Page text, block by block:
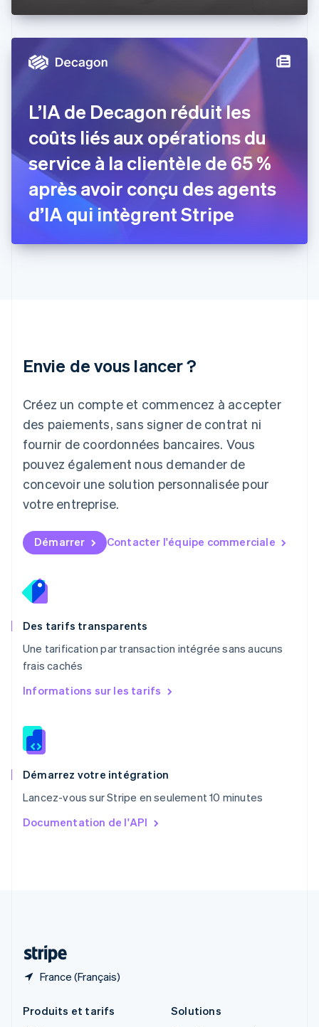
L’IA de Decagon réduit les
coûts liés aux opérations du
service à la clientèle de 65 %
après avoir conçu des agents
d’IA qui intègrent Stripe
Envie de vous lancer ?
Créez un compte et commencez à accepter
des paiements, sans signer de contrat ni
fournir de coordonnées bancaires. Vous
pouvez également nous demander de
concevoir une solution personnalisée pour
votre entreprise.
Démarrer Contacter l'équipe commerciale
Des tarifs transparents
Une tarification par transaction intégrée sans aucuns
frais cachés
Informations sur les tarifs
Démarrez votre intégration
Lancez-vous sur Stripe en seulement 10 minutes
Documentation de l'API
France (Français)
English
États-Unis
Finlande
Français English
Gibraltar
English
Grèce
English
Hongrie
English
Inde
English
English
Deutsch English
Luxembourg
FrançaisDeutsch English
Malaisie
English 简体中文
Malte
English
EspañolEnglish
English
Nouvelle-Zélande
Pays-Bas
Nederlands
English
PortuguêsEnglish
R.A.S. de Hong Kong, Chine
English
Roumanie
Royaume-Uni
English
English简体中文
English
Produits et tarifs
Solutions